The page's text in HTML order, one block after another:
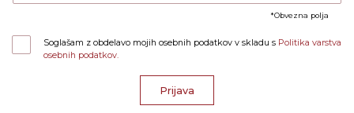
Obvezna polja
Soglašam z obdelavo mojih osebnih podatkov v skladu s Politika varstva
osebnih podatkov.
Prijava